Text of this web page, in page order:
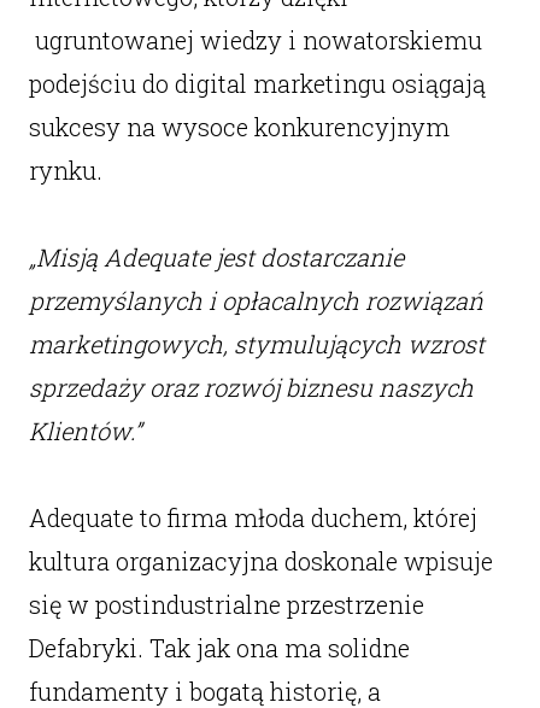
ugruntowanej wiedzy i nowatorskiemu
podejściu do digital marketingu osiągają
sukcesy na wysoce konkurencyjnym
rynku.
„Misją Adequate jest dostarczanie
przemyślanych i opłacalnych rozwiązań
marketingowych, stymulujących wzrost
sprzedaży oraz rozwój biznesu naszych
Klientów.”
Adequate to firma młoda duchem, której
kultura organizacyjna doskonale wpisuje
się w postindustrialne przestrzenie
Defabryki. Tak jak ona ma solidne
fundamenty i bogatą historię, a